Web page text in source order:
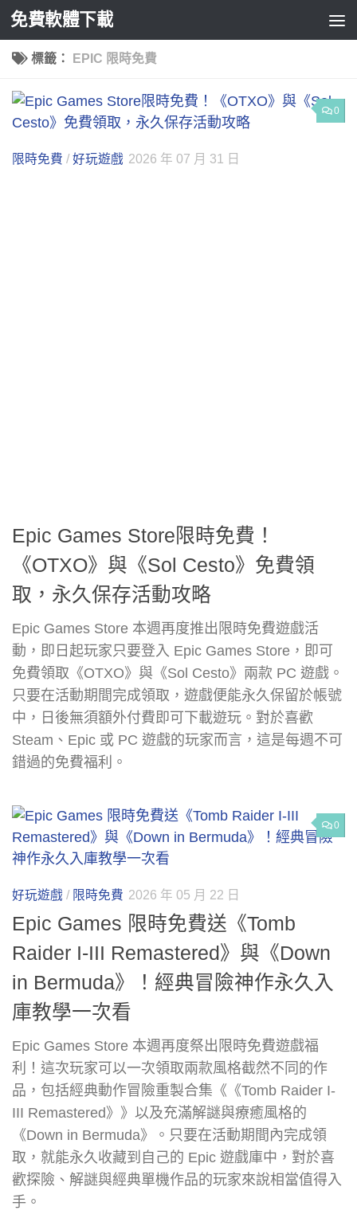
Skip to content
免費軟體下載
標籤： EPIC 限時免費
0
限時免費 / 好玩遊戲 2026 年 07 月 31 日
Epic Games Store限時免費！
《OTXO》與《Sol Cesto》免費領
取，永久保存活動攻略
Epic Games Store 本週再度推出限時免費遊戲活
動，即日起玩家只要登入 Epic Games Store，即可
免費領取《OTXO》與《Sol Cesto》兩款 PC 遊戲。
只要在活動期間完成領取，遊戲便能永久保留於帳號
中，日後無須額外付費即可下載遊玩。對於喜歡
Steam、Epic 或 PC 遊戲的玩家而言，這是每週不可
錯過的免費福利。
0
好玩遊戲 / 限時免費 2026 年 05 月 22 日
Epic Games 限時免費送《Tomb
Raider I-III Remastered》與《Down
in Bermuda》！經典冒險神作永久入
庫教學一次看
Epic Games Store 本週再度祭出限時免費遊戲福
利！這次玩家可以一次領取兩款風格截然不同的作
品，包括經典動作冒險重製合集《《Tomb Raider I-
III Remastered》》以及充滿解謎與療癒風格的
《Down in Bermuda》。只要在活動期間內完成領
取，就能永久收藏到自己的 Epic 遊戲庫中，對於喜
歡探險、解謎與經典單機作品的玩家來說相當值得入
手。